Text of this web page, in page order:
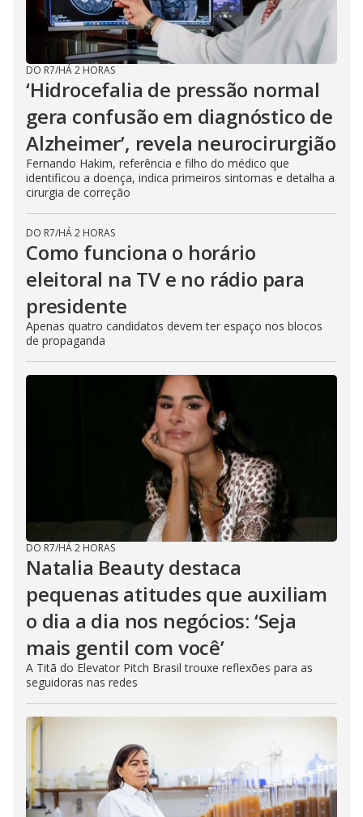
DO R7/HÁ 2 HORAS
‘Hidrocefalia de pressão normal
gera confusão em diagnóstico de
Alzheimer’, revela neurocirurgião
Fernando Hakim, referência e filho do médico que
identificou a doença, indica primeiros sintomas e detalha a
cirurgia de correção
DO R7/HÁ 2 HORAS
Como funciona o horário
eleitoral na TV e no rádio para
presidente
Apenas quatro candidatos devem ter espaço nos blocos
de propaganda
DO R7/HÁ 2 HORAS
Natalia Beauty destaca
pequenas atitudes que auxiliam
o dia a dia nos negócios: ‘Seja
mais gentil com você’
A Titã do Elevator Pitch Brasil trouxe reflexões para as
seguidoras nas redes